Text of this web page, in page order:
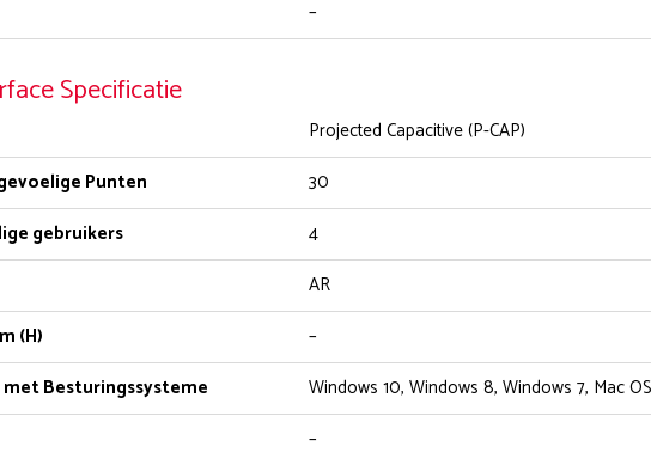
–
Specificatie
Projected Capacitive (P-CAP)
Punten
30
gebruikers
4
AR
(H)
–
Besturingssysteme
Windows 10, Windows 8, Windows 7, Mac
–